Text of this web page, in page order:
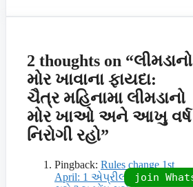
2 thoughts on “લીમડાનો
મોર ખાવાના ફાયદા:
ચૈત્ર મહિનામા લીમડાનો
મોર ખાઓ અને આખુ વર્ષ
નિરોગી રહો”
Pingback: Rules change 1st
April: 1 એપ્રીલથી શુ સસ્તુ